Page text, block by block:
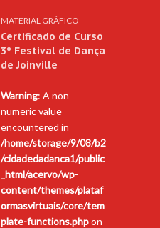
MATERIAL GRÁFICO
Certificado de Curso
3º Festival de Dança
de Joinville
Warning: A non-
numeric value
encountered in
/home/storage/9/08/b2
/cidadedadanca1/public
_html/acervo/wp-
content/themes/plataf
ormasvirtuais/core/tem
plate-functions.phpon